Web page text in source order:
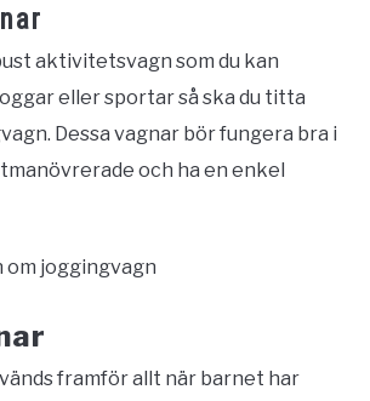
aktivitetsvagn som du kan
eller sportar så ska du titta
Dessa vagnar bör fungera bra i
och ha en enkel
joggingvagn
framför allt när barnet har